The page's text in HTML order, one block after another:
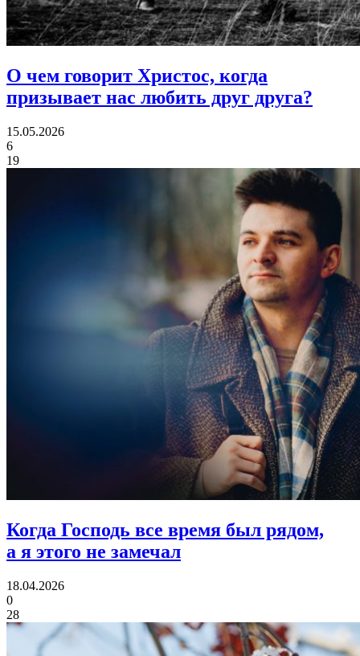
О чем говорит Христос, когда
призывает нас любить друг друга?
15.05.2026
6
19
Когда Господь все время был рядом,
а я этого не замечал
18.04.2026
0
28